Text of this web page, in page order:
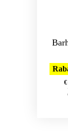
€